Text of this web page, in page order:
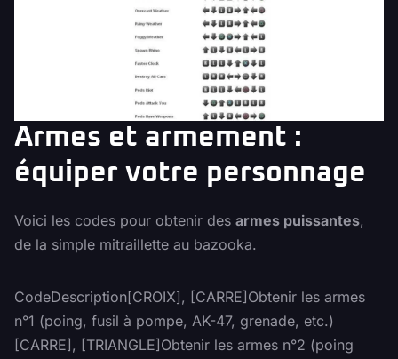
Armes et armement :
équiper votre personnage
Voici les codes pour obtenir des armes puissantes,
de la simple mitraillette au bazooka.
CodeDescription[CROIX], [CARRE]Obtenir les armes
n°1 (poing, fusil à pompe, AK-47, grenade, etc.)
[CARRE], [TRIANGLE]Obtenir les armes n°2 (poing